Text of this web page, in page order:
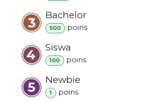
Bachelor
500 poins
Siswa
100 poins
Newbie
1 poins